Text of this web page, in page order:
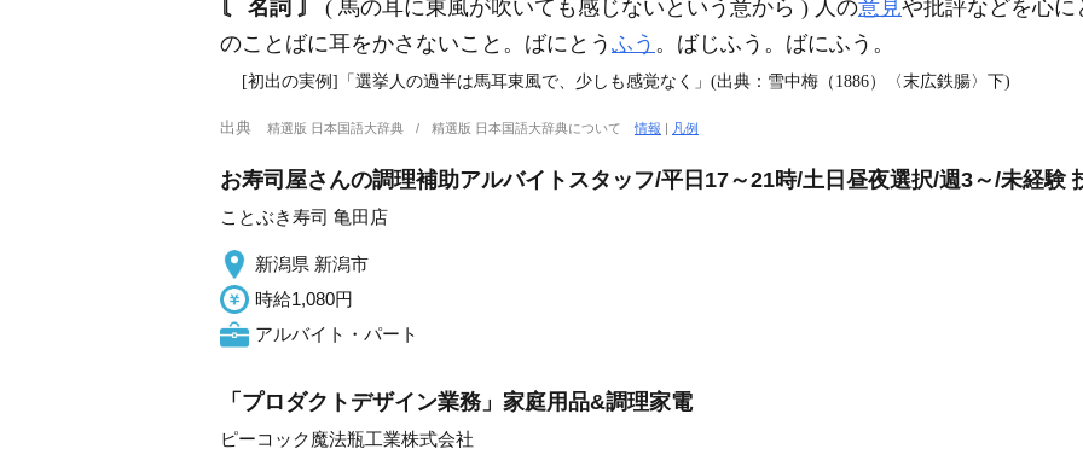
〘 名詞 〙 ( 馬の耳に東風が吹いても感じないという意から ) 人の意見や批評などを心
のことばに耳をかさないこと。ばにとう ふう 。ばじふう。ばにふう。
[初出の実例]「選挙人の過半は馬耳東風で、少しも感覚なく」(出典：雪中梅（1886）〈末広鉄腸〉下)
出典 精選版 日本国語大辞典 精選版 日本国語大辞典について情報 | 凡例
お寿司屋さんの調理補助アルバイトスタッフ/平日17～21時/土日昼夜選択/週3～/未経験
ことぶき寿司 亀田店
新潟県 新潟市
時給1,080円
アルバイト・パート
「プロダクトデザイン業務」家庭用品&調理家電
ピーコック魔法瓶工業株式会社